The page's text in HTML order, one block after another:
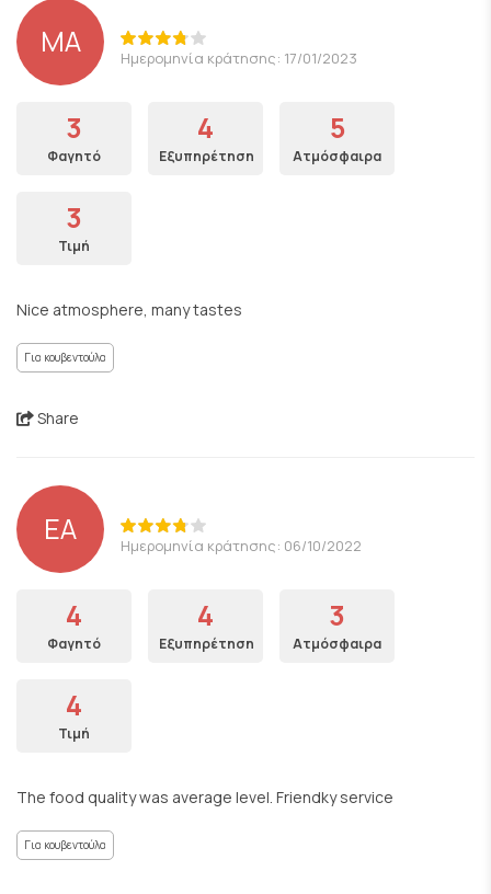
ΜΑ Ημερομηνία κράτησης: 17/01/2023
3
Φαγητό
4
Εξυπηρέτηση
5
Ατμόσφαιρα
3
Τιμή
Nice atmosphere, many tastes
Για κουβεντούλα
Share
EA Ημερομηνία κράτησης: 06/10/2022
4
Φαγητό
4
Εξυπηρέτηση
3
Ατμόσφαιρα
4
Τιμή
The food quality was average level. Friendky service
Για κουβεντούλα